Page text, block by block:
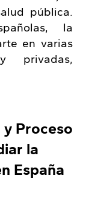
pública.
la
en varias
privadas,
Proceso
la
España